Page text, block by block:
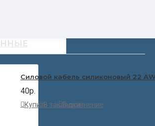
Силовой кабель силиконовый 22
40р.
КупитьВ закладкиВ сравнение